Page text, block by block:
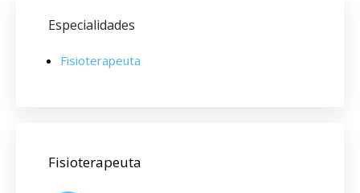
Especialidades
Fisioterapeuta
Fisioterapeuta